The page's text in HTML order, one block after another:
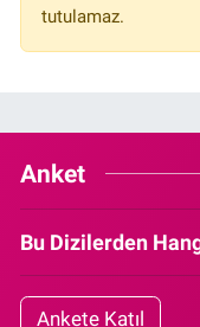
tutulamaz.
Anket
Bu Dizilerden
Ankete Katıl